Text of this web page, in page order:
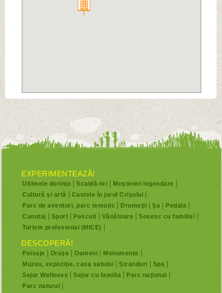
EXPERIMENTEAZĂ!
Ultimele dorinţe Scaldă-te!
Moşteniri legendare
Cultură şi artă
Castele în jurul Crişului
Parc de aventuri, parc tematic
Drumeţii Şa
Pedala
Canotaj
Sport Pescuit Vânătoare
Sosesc cu familia!
Turism profesional (MICE)
DESCOPERĂ!
Peisaje Oraşe Oameni
Monumente
Muzeu, expoziţie, casa satului
Ștranduri
Spa
Sejur Wellness
Sejur cu familia
Parc naţional
Parc natural